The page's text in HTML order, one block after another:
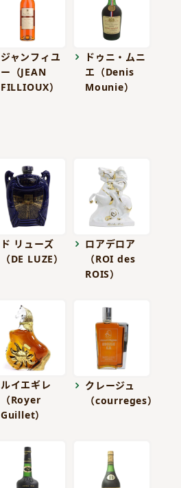
ジャンフィユ
ー（JEAN
FILLIOUX）
ドゥニ・ムニ
エ（Denis
Mounie）
ド リューズ
（DE LUZE）
ロアデロア
（ROI des
ROIS）
ルイエギレ
（Royer
Guillet）
クレージュ
（courreges）